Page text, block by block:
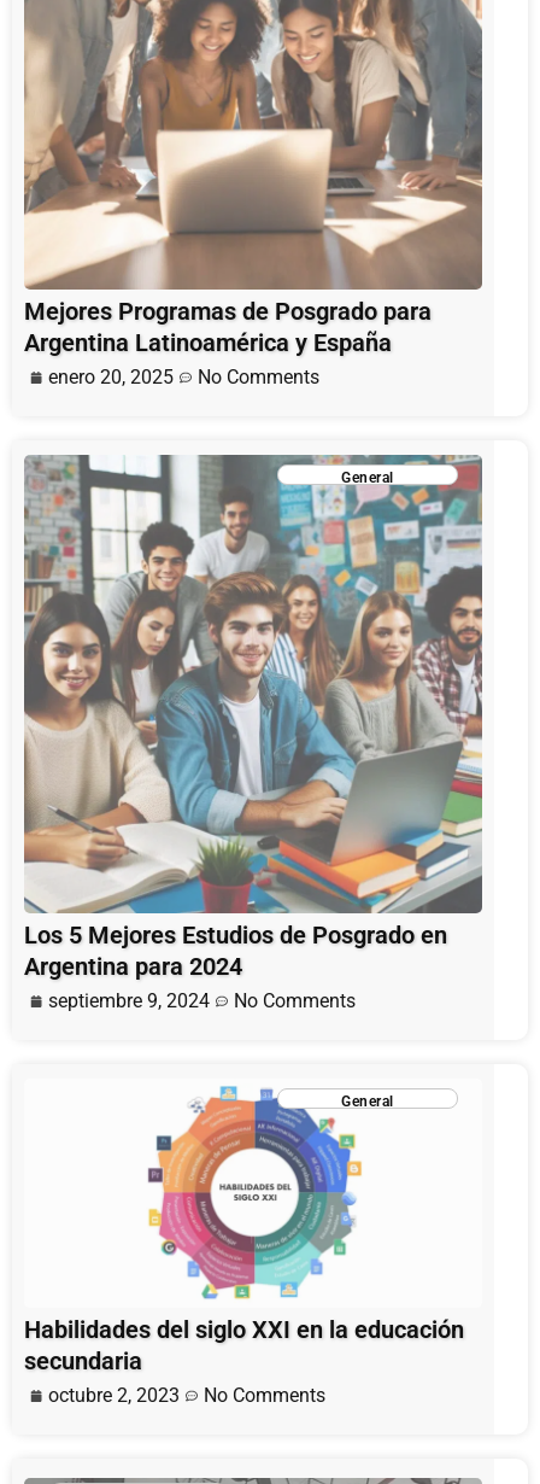
Mejores Programas de Posgrado para
Argentina Latinoamérica y España
enero 20, 2025 No Comments
General
Los 5 Mejores Estudios de Posgrado en
Argentina para 2024
septiembre 9, 2024 No Comments
General
Habilidades del siglo XXI en la educación
secundaria
octubre 2, 2023 No Comments